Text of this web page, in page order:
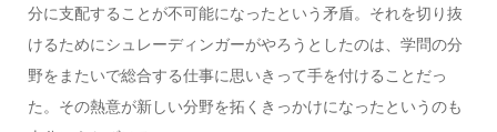
分に支配することが不可能になったという矛盾。それを切り抜
けるためにシュレーディンガーがやろうとしたのは、学問の分
野をまたいで総合する仕事に思いきって手を付けることだっ
た。その熱意が新しい分野を拓くきっかけになったというのも